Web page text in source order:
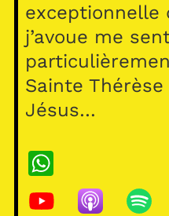
exceptionnelle
j’avoue me
Sainte Thérèse
Jésus…
W
h